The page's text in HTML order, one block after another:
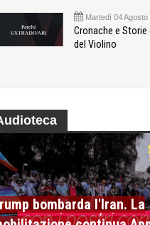
Martedì 04 Agosto
Cronache e Storie
del Violino
bombarda l'Iran. La